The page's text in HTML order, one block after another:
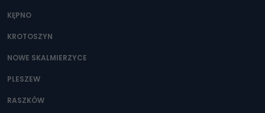
KĘPNO
KROTOSZYN
NOWE SKALMIERZYCE
PLESZEW
RASZKÓW